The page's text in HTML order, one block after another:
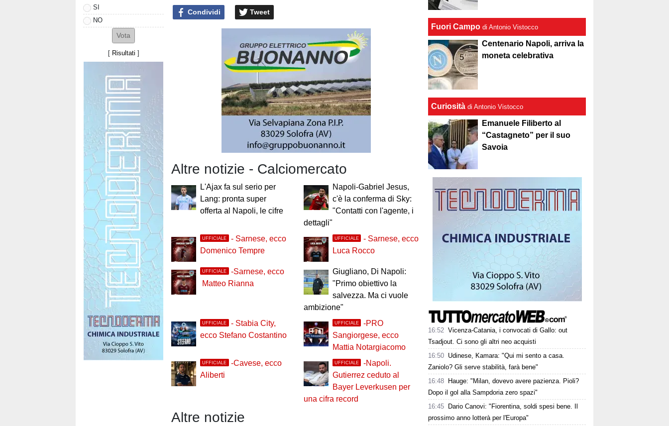
SI
NO
[ Risultati ]
Condividi Tweet
Altre notizie - Calciomercato
L'Ajax fa sul serio per
Lang: pronta super
offerta al Napoli, le cifre
Napoli-Gabriel Jesus,
c'è la conferma di Sky:
"Contatti con l'agente, i
dettagli"
UFFICIALE
- Sarnese, ecco
Domenico Tempre
UFFICIALE
- Sarnese, ecco
Luca Rocco
UFFICIALE
-Sarnese, ecco
Matteo Rianna
Giugliano, Di Napoli:
"Primo obiettivo la
salvezza. Ma ci vuole
ambizione"
UFFICIALE
- Stabia City,
ecco Stefano Costantino
UFFICIALE
-PRO
Sangiorgese, ecco
Mattia Notargiacomo
UFFICIALE
-Cavese, ecco
Aliberti
UFFICIALE
-Napoli.
Gutierrez ceduto al
Bayer Leverkusen per
una cifra record
Altre notizie
Fuori Campo di Antonio Vistocco
Centenario Napoli, arriva la
moneta celebrativa
Curiosità di Antonio Vistocco
Emanuele Filiberto al
“Castagneto” per il suo
Savoia
16:52 Vicenza-Catania, i convocati di Gallo: out
Tsadjout. Ci sono gli altri neo acquisti
16:50 Udinese, Kamara: "Qui mi sento a casa.
Zaniolo? Gli serve stabilità, farà bene"
16:48
Hauge: "Milan, dovevo avere pazienza. Pioli?
Dopo il gol alla Sampdoria zero spazi"
16:45
Dario Canovi: "Fiorentina, soldi spesi bene. Il
prossimo anno lotterà per l'Europa"